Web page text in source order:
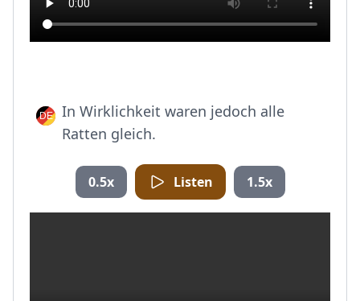
In Wirklichkeit waren jedoch alle
Ratten gleich.
0.5x Listen 1.5x